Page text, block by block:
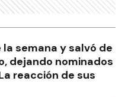
semana y salvó de
dejando nominados
reacción de sus